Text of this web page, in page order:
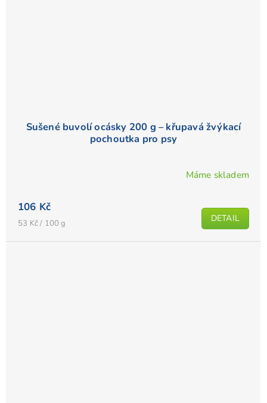
Sušené buvolí ocásky 200 g – křupavá žvýkací
pochoutka pro psy
Máme skladem
106 Kč
Měrná
53 Kč / 100 g DETAIL